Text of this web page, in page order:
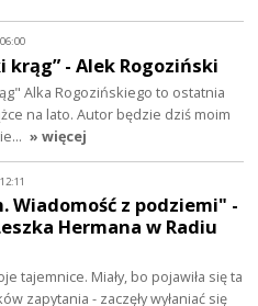
krąg” - Alek Rogoziński
Alka Rogozińskiego to ostatnia
na lato. Autor będzie dziś moim
» więcej
Wiadomość z podziemi" -
Hermana w Radiu
tajemnice. Miały, bo pojawiła się ta
zapytania - zaczęły wyłaniać się